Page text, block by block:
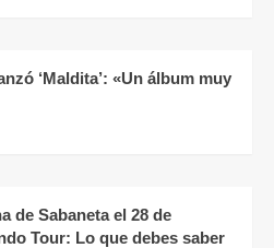
‘Maldita’: «Un álbum muy
de Sabaneta el 28 de
Tour: Lo que debes saber